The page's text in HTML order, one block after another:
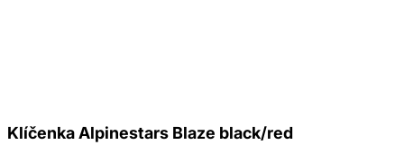
Klíčenka Alpinestars Blaze black/red